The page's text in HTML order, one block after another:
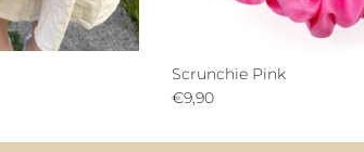
Scrunchie Pink
€9,90